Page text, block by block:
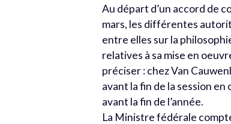
Au départ d’un accord de
mars, les différentes
entre elles sur la
relatives à sa mise en
préciser : chez Van
avant la fin de la session
avant la fin de l’année.
La Ministre fédérale